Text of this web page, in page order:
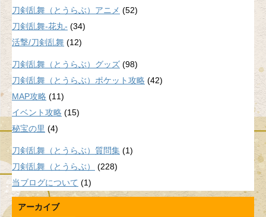
刀剣乱舞（とうらぶ）アニメ (52)
刀剣乱舞-花丸- (34)
活撃/刀剣乱舞 (12)
刀剣乱舞（とうらぶ）グッズ (98)
刀剣乱舞（とうらぶ）ポケット攻略 (42)
MAP攻略 (11)
イベント攻略 (15)
秘宝の里 (4)
刀剣乱舞（とうらぶ）質問集 (1)
刀剣乱舞（とうらぶ）
(228)
当ブログについて (1)
アーカイブ